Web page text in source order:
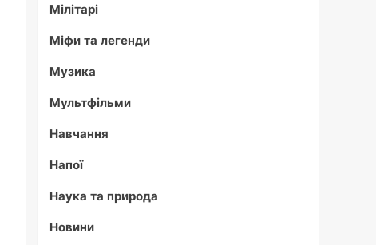
Мілітарі
Міфи та легенди
Музика
Мультфільми
Навчання
Напої
Наука та природа
Новини